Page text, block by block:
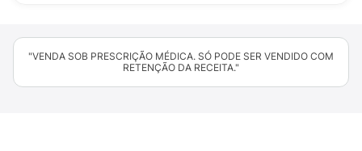
"VENDA SOB PRESCRIÇÃO MÉDICA. SÓ PODE SER VENDIDO COM
RETENÇÃO DA RECEITA."